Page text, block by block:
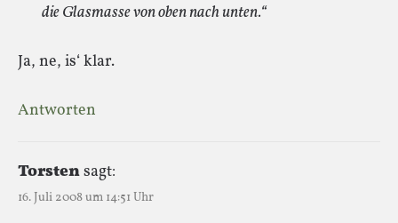
die Glasmasse von oben nach unten.“
Ja, ne, is‘ klar.
Antworten
Torstensagt:
16. Juli 2008 um 14:51 Uhr